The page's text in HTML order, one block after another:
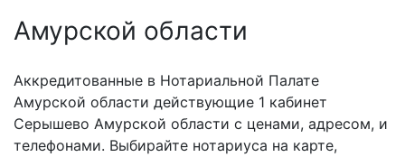
Амурской области
Аккредитованные в Нотариальной Палате
Амурской области действующие 1 кабинет
Серышево Амурской области с ценами, адресом, и
телефонами. Выбирайте нотариуса на карте,